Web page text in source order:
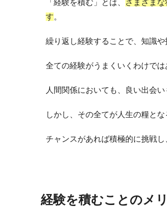
「経験を積む」とは、
さまざま
す。
繰り返し経験することで、知識
全ての経験がうまくいくわけで
人間関係においても、良い出会
しかし、その全てが人生の糧とな
チャンスがあれば積極的に挑戦
経験を積むことのメ